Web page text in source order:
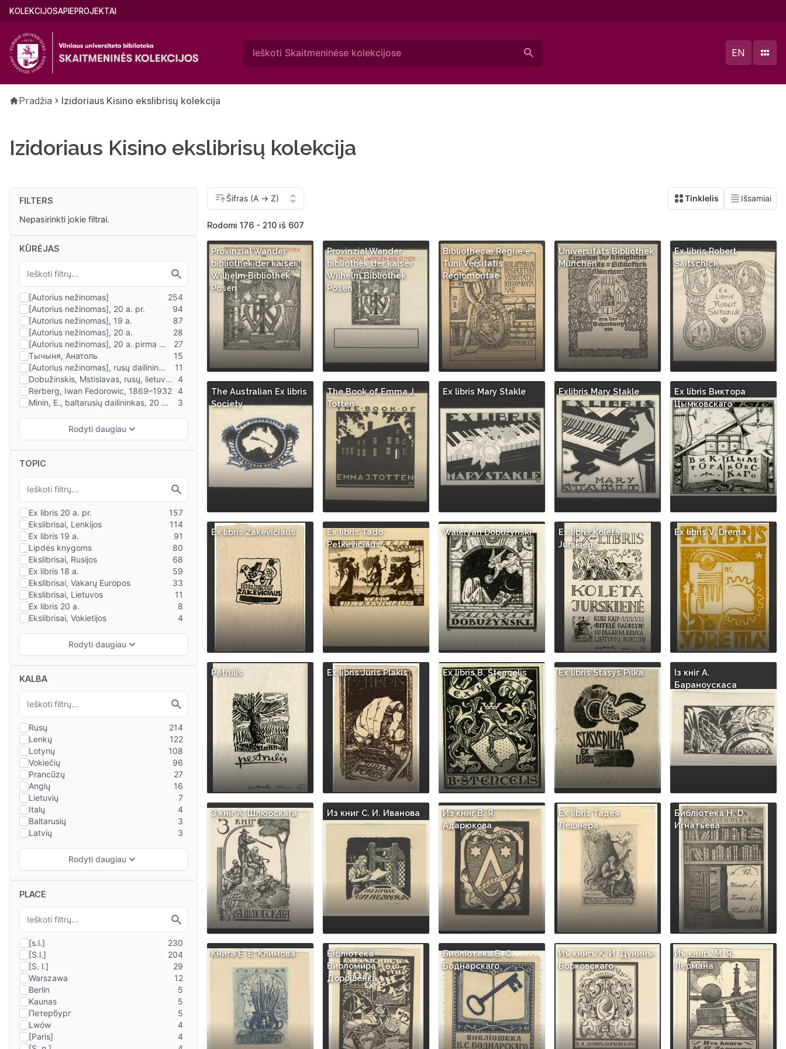
Pereiti
pagrindinį
turinį
Main
(lithuanian)
KOLEKCIJOSAPIEPROJEKTAI
EN
Kelias
Pradžia Izidoriaus Kisino ekslibrisų kolekcija
Izidoriaus Kisino ekslibrisų kolekcija
FILTERS
Nepasirinkti jokie filtrai.
KŪRĖJAS
TOPIC
KALBA
PLACE
Rodomi 176 - 210 iš 607
Provinzial Wander
bibliothek der kaiser
Wilhelm Bibliothek
Posen
Provinzial Wander
bibliothek der kaiser
Wilhelm Bibliothek
Posen
Bibliothecæ Regiæ e
Tuni Versitatis
Regiomontae
Universitäts Bibliothek
München
Ex libris Robert
Saitschick
The Australian Ex libris
Society
The Book of Emma J.
Totten
Ex libris Mary Stakle Exlibris Mary Stakle
Ex libris Виктора
Цымковскаго
Ex libris Žakevičiaus
Ex libris Tado
Petkevičiaus
Waleryan Dobużynski
Ex libris Koleta
Jurskienė
Ex libris V. Drema
Petrulis Ex libris Juris Plakis Ex libris B. Štencelis Ex libris Stasys Pilka
Iз кнiг A.
Бараноускаса
З кнiг А. Шлюбскага Из книг С. И. Иванова
Из книг B. Я.
Адарюкова
Ex libris Taдея
Лешнера
Библiотека Н. D.
Игнатьева
Книга E. E. Климова
Бiблiотека
Виоломира
Дорошенка
Библiотека Б. С.
Боднарскаго
Иъ книгъ K. И. Дунинъ-
Борковскаго
Иъ книгъ М. Я.
Лермана